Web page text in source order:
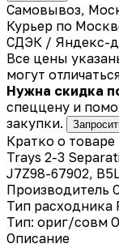
Самовывоз,
Курьер по
СДЭК / Яндекс-
Все цены
могут
Нужна скидка
спеццену и
закупки.
Кратко о товаре
Trays 2-3
J7Z98-67902,
Производитель
Тип расходника
Тип: ориг/совм
Описание